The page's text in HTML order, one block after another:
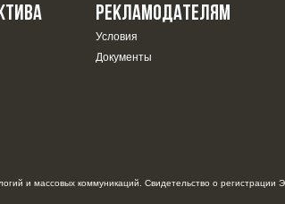
РЕКЛАМОДАТЕЛЯМ
Условия
Документы
и массовых коммуникаций. Свидетельство о